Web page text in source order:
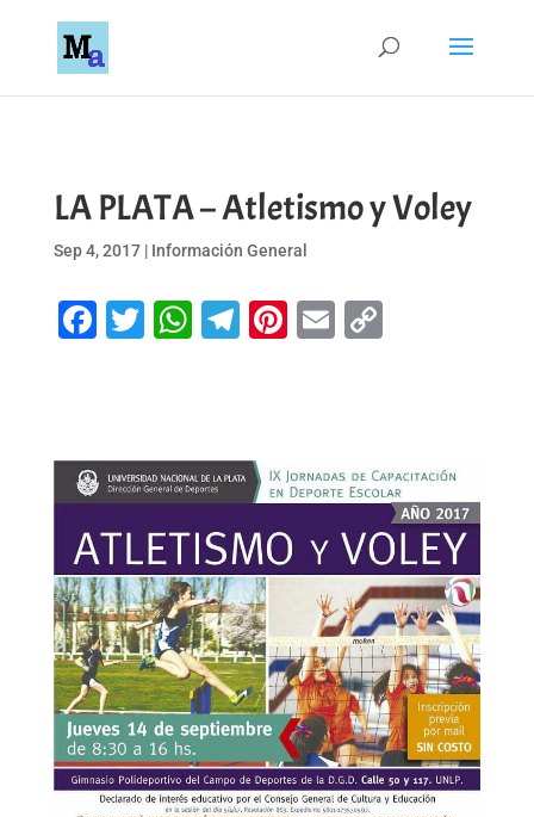
LA PLATA – Atletismo y Voley
Sep 4, 2017| Información General
Facebook
Twitter
WhatsApp
Telegram
Pinterest
EmailCopy